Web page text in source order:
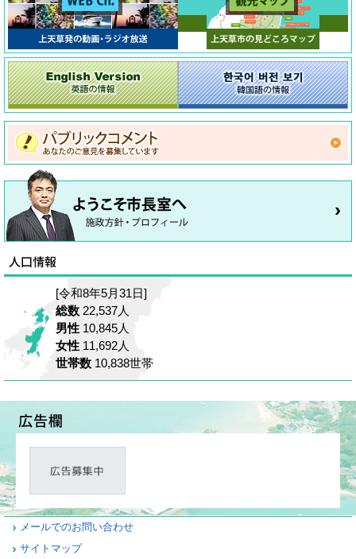
[令和8年5月31日]
総数 22,537人
男性 10,845人
女性 11,692人
世帯数 10,838世帯
メールでのお問い合わせ
サイトマップ